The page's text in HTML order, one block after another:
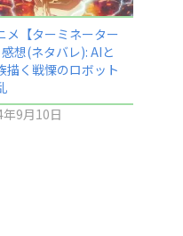
メ【ターミネーター
想(ネタバレ): AIと
描く戦慄のロボット
9月10日